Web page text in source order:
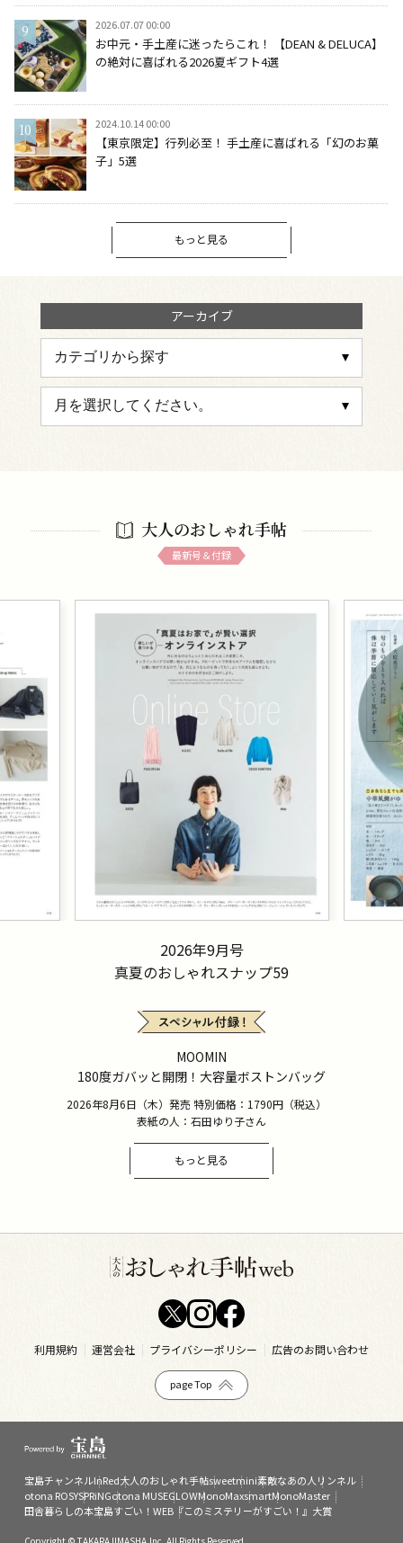
2026.07.07 00:00
お中元・手土産に迷ったらこれ！ 【DEAN & DELUCA】
の絶対に喜ばれる2026夏ギフト4選
2024.10.14 00:00
【東京限定】行列必至！ 手土産に喜ばれる「幻のお菓
子」5選
もっと見る
アーカイブ
大人のおしゃれ手帖
最新号＆付録
2026年9月号
真夏のおしゃれスナップ59
MOOMIN
180度ガバッと開閉！大容量ボストンバッグ
2026年8月6日（木）発売 特別価格：1790円（税込）
表紙の人：石田ゆり子さん
もっと見る
利用規約 運営会社 プライバシーポリシー 広告のお問い合わせ
page Top
宝島チャンネルInRed大人のおしゃれ手帖sweetmini素敵なあの人 リンネル
otona ROSYSPRiNGotona MUSEGLOWMonoMaxsmartMonoMaster
田舎暮らしの本宝島すごい！WEB『このミステリーがすごい！』大賞